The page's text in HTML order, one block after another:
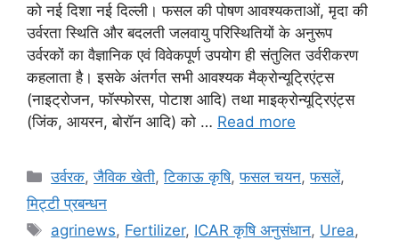
को नई दिशा नई दिल्ली। फसल की पोषण आवश्यकताओं, मृदा की
उर्वरता स्थिति और बदलती जलवायु परिस्थितियों के अनुरूप
उर्वरकों का वैज्ञानिक एवं विवेकपूर्ण उपयोग ही संतुलित उर्वरीकरण
कहलाता है। इसके अंतर्गत सभी आवश्यक मैक्रोन्यूट्रिएंट्स
(नाइट्रोजन, फॉस्फोरस, पोटाश आदि) तथा माइक्रोन्यूट्रिएंट्स
(जिंक, आयरन, बोरॉन आदि) को … Read more
उर्वरक,जैविक खेती,टिकाऊ कृषि,फसल चयन,फसलें,
मि‌ट्टी प्रबन्धन
agrinews, Fertilizer, ICAR कृषि अनुसंधान, Urea,